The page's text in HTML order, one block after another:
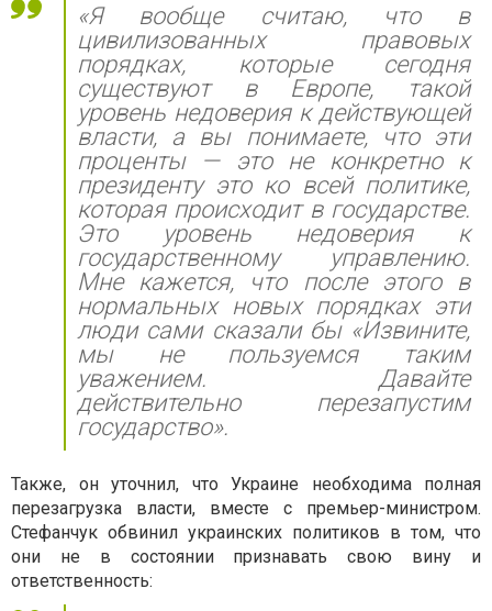
«Я вообще считаю, что в
цивилизованных правовых
порядках, которые сегодня
существуют в Европе, такой
уровень недоверия к действующей
власти, а вы понимаете, что эти
проценты — это не конкретно к
президенту это ко всей политике,
которая происходит в государстве.
Это уровень недоверия к
государственному управлению.
Мне кажется, что после этого в
нормальных новых порядках эти
люди сами сказали бы «Извините,
мы не пользуемся таким
уважением. Давайте
действительно перезапустим
государство».
Также, он уточнил, что Украине необходима полная
перезагрузка власти, вместе с премьер-министром.
Стефанчук обвинил украинских политиков в том, что
они не в состоянии признавать свою вину и
ответственность: